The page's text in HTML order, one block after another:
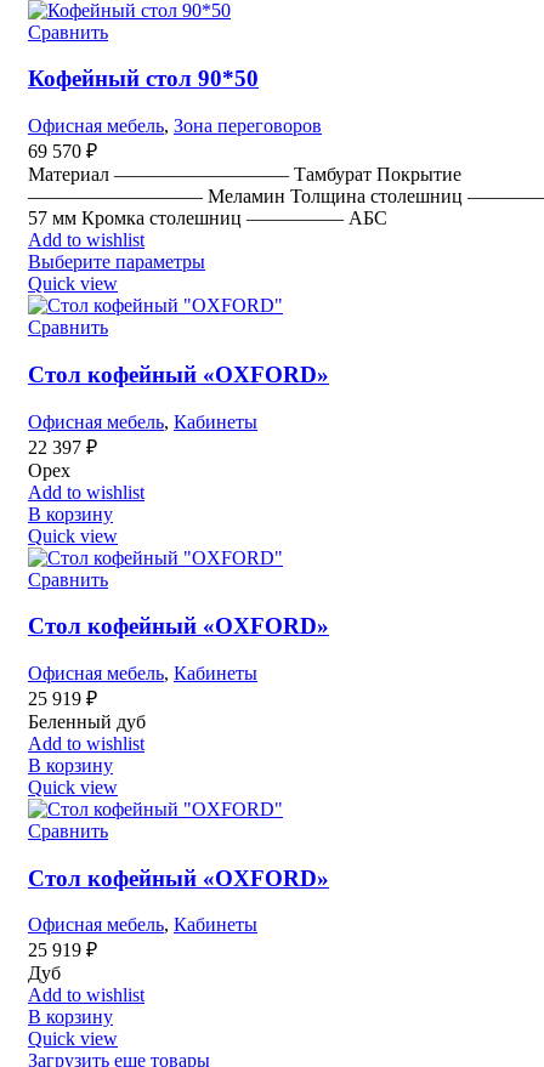
Сравнить
Кофейный стол 90*50
Офисная мебель, Зона переговоров
69 570 ₽
Материал ————————— Тамбурат Покрытие
————————— Меламин Толщина столешниц
57 мм Кромка столешниц ————— АБС
Add to wishlist
Выберите параметры
Quick view
Сравнить
Стол кофейный «OXFORD»
Офисная мебель, Кабинеты
22 397 ₽
Орех
Add to wishlist
В корзину
Quick view
Сравнить
Стол кофейный «OXFORD»
Офисная мебель, Кабинеты
25 919 ₽
Беленный дуб
Add to wishlist
В корзину
Quick view
Сравнить
Стол кофейный «OXFORD»
Офисная мебель, Кабинеты
25 919 ₽
Дуб
Add to wishlist
В корзину
Quick view
Загрузить еще товары